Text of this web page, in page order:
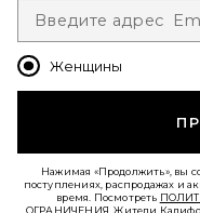
Пройти краткий опрос о
Женщины
Нажимая «Продолжить», вы
поступлениях, распродажах и
время. Посмотреть
ОГРАНИЧЕНИЯ . Жители